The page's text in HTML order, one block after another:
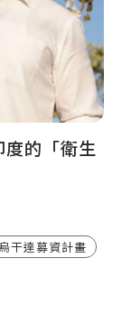
的「​衛生
烏干達募資計畫